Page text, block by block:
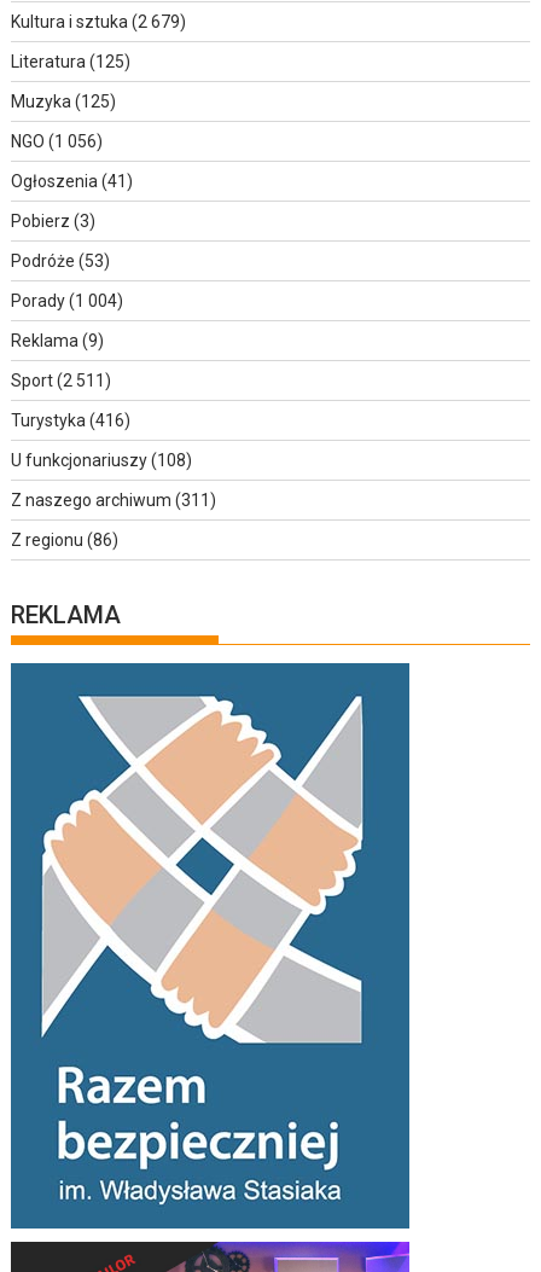
Kultura i sztuka (2 679)
Literatura (125)
Muzyka (125)
NGO (1 056)
Ogłoszenia (41)
Pobierz (3)
Podróże (53)
Porady(1 004)
Reklama (9)
Sport(2 511)
Turystyka (416)
U funkcjonariuszy(108)
Z naszego archiwum (311)
Z regionu (86)
REKLAMA